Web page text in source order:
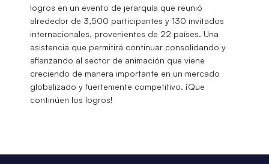
logros en un evento de jerarquía que reunió
alrededor de 3,500 participantes y 130 invitados
internacionales, provenientes de 22 países. Una
asistencia que permitirá continuar consolidando y
afianzando al sector de animación que viene
creciendo de manera importante en un mercado
globalizado y fuertemente competitivo. ¡Que
continúen los logros!